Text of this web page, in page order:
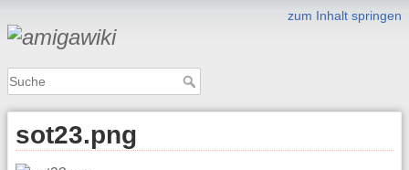
zum Inhalt springen
sot23.png